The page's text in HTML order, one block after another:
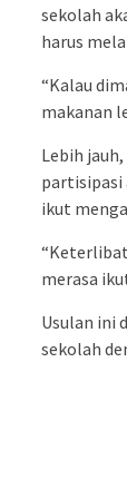
sekolah
harus
“Kalau
makanan
Lebih
partisipasi
ikut
merasa
Usulan ini
sekolah